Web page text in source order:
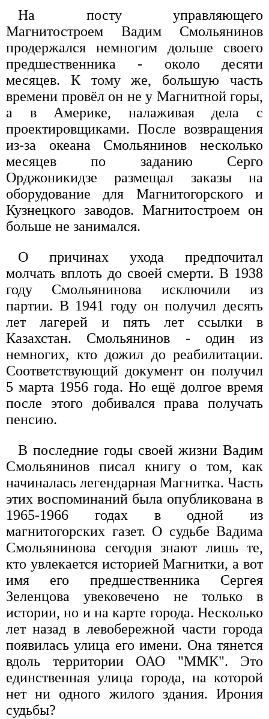
На посту управляющего
Магнитостроем Вадим Смольянинов
продержался немногим дольше своего
предшественника - около десяти
месяцев. К тому же, большую часть
времени провёл он не у Магнитной горы,
а в Америке, налаживая дела с
проектировщиками. После возвращения
из-за океана Смольянинов несколько
месяцев по заданию Серго
Орджоникидзе размещал заказы на
оборудование для Магнитогорского и
Кузнецкого заводов. Магнитостроем он
больше не занимался.
О причинах ухода предпочитал
молчать вплоть до своей смерти. В 1938
году Смольянинова исключили из
партии. В 1941 году он получил десять
лет лагерей и пять лет ссылки в
Казахстан. Смольянинов - один из
немногих, кто дожил до реабилитации.
Соответствующий документ он получил
5 марта 1956 года. Но ещё долгое время
после этого добивался права получать
пенсию.
В последние годы своей жизни Вадим
Смольянинов писал книгу о том, как
начиналась легендарная Магнитка. Часть
этих воспоминаний была опубликована в
1965-1966 годах в одной из
магнитогорских газет. О судьбе Вадима
Смольянинова сегодня знают лишь те,
кто увлекается историей Магнитки, а вот
имя его предшественника Сергея
Зеленцова увековечено не только в
истории, но и на карте города. Несколько
лет назад в левобережной части города
появилась улица его имени. Она тянется
вдоль территории ОАО "ММК". Это
единственная улица города, на которой
нет ни одного жилого здания. Ирония
судьбы?